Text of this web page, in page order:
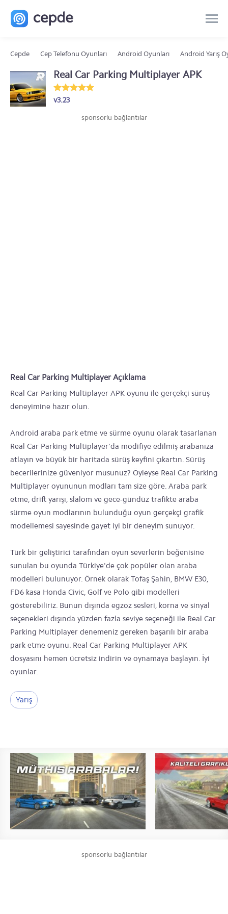
Cepde Cep Telefonu Oyunları Android Oyunları Android Yarış
Real Car Parking Multiplayer APK
v3.23
sponsorlu bağlantılar
Real Car Parking Multiplayer Açıklama
Real Car Parking Multiplayer APK oyunu ile gerçekçi sürüş
deneyimine hazır olun.
Android araba park etme ve sürme oyunu olarak tasarlanan
Real Car Parking Multiplayer'da modifiye edilmiş arabanıza
atlayın ve büyük bir haritada sürüş keyfini çıkartın. Sürüş
becerilerinize güveniyor musunuz? Öyleyse Real Car Parking
Multiplayer oyununun modları tam size göre. Araba park
etme, drift yarışı, slalom ve gece-gündüz trafikte araba
sürme oyun modlarının bulunduğu oyun gerçekçi grafik
modellemesi sayesinde gayet iyi bir deneyim sunuyor.
Türk bir geliştirici tarafından oyun severlerin beğenisine
sunulan bu oyunda Türkiye'de çok popüler olan araba
modelleri bulunuyor. Örnek olarak Tofaş Şahin, BMW E30,
FD6 kasa Honda Civic, Golf ve Polo gibi modelleri
gösterebiliriz. Bunun dışında egzoz sesleri, korna ve sinyal
seçenekleri dışında yüzden fazla seviye seçeneği ile Real Car
Parking Multiplayer denemeniz gereken başarılı bir araba
park etme oyunu. Real Car Parking Multiplayer APK
dosyasını hemen ücretsiz indirin ve oynamaya başlayın. İyi
oyunlar.
Yarış
sponsorlu bağlantılar